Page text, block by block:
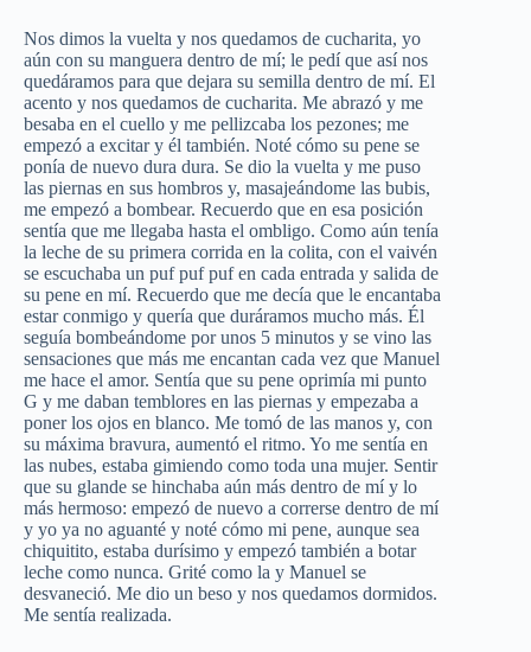
Nos dimos la vuelta y nos quedamos de cucharita, yo
aún con su manguera dentro de mí; le pedí que así nos
quedáramos para que dejara su semilla dentro de mí. El
acento y nos quedamos de cucharita. Me abrazó y me
besaba en el cuello y me pellizcaba los pezones; me
empezó a excitar y él también. Noté cómo su pene se
ponía de nuevo dura dura. Se dio la vuelta y me puso
las piernas en sus hombros y, masajeándome las bubis,
me empezó a bombear. Recuerdo que en esa posición
sentía que me llegaba hasta el ombligo. Como aún tenía
la leche de su primera corrida en la colita, con el vaivén
se escuchaba un puf puf puf en cada entrada y salida de
su pene en mí. Recuerdo que me decía que le encantaba
estar conmigo y quería que duráramos mucho más. Él
seguía bombeándome por unos 5 minutos y se vino las
sensaciones que más me encantan cada vez que Manuel
me hace el amor. Sentía que su pene oprimía mi punto
G y me daban temblores en las piernas y empezaba a
poner los ojos en blanco. Me tomó de las manos y, con
su máxima bravura, aumentó el ritmo. Yo me sentía en
las nubes, estaba gimiendo como toda una mujer. Sentir
que su glande se hinchaba aún más dentro de mí y lo
más hermoso: empezó de nuevo a correrse dentro de mí
y yo ya no aguanté y noté cómo mi pene, aunque sea
chiquitito, estaba durísimo y empezó también a botar
leche como nunca. Grité como la y Manuel se
desvaneció. Me dio un beso y nos quedamos dormidos.
Me sentía realizada.